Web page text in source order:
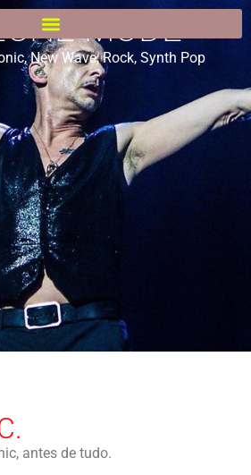
MODE
,New Wave,Rock, Synth Pop
antes de tudo.